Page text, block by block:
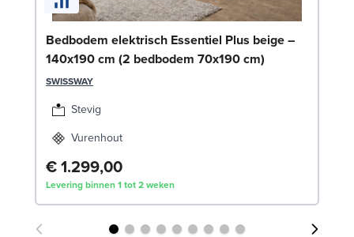
Bedbodem elektrisch Essentiel Plus beige –
140x190 cm (2 bedbodem 70x190 cm)
SWISSWAY
Stevig
Vurenhout
€ 1.299,00
Levering binnen 1 tot 2 weken